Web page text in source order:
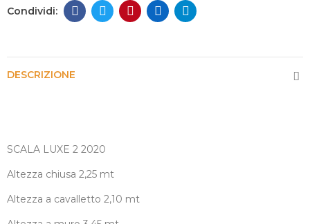
DESCRIZIONE
SCALA LUXE 2 2020
Altezza chiusa 2,25 mt
Altezza a cavalletto 2,10 mt